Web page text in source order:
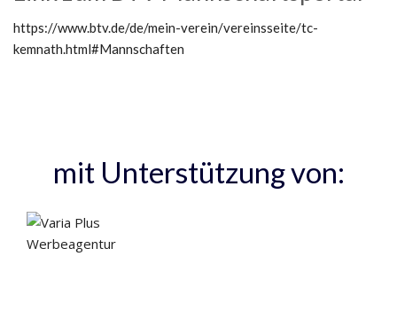
https://www.btv.de/de/mein-verein/vereinsseite/tc-
kemnath.html#Mannschaften
mit Unterstützung von: